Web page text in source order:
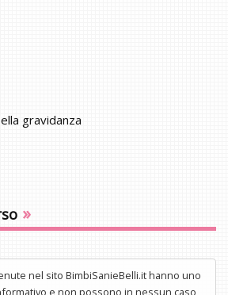
gravidanza
»
nel sito BimbiSanieBelli.it hanno uno
e non possono in nessun caso